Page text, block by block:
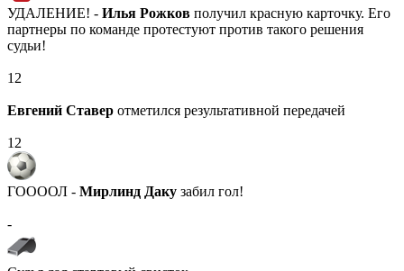
УДАЛЕНИЕ! - Илья Рожков получил красную карточку. Его
партнеры по команде протестуют против такого решения
судьи!
12
Евгений Ставер отметился результативной передачей
12
ГООООЛ - Мирлинд Даку забил гол!
-